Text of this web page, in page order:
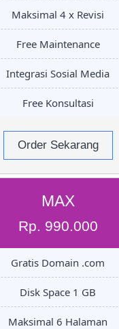
Maksimal 4 x Revisi
Free Maintenance
Integrasi Sosial Media
Free Konsultasi
Order Sekarang
MAX
Rp. 990.000
Gratis Domain .com
Disk Space 1 GB
Maksimal 6 Halaman